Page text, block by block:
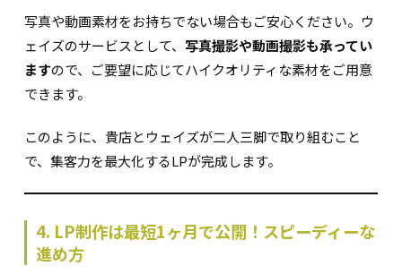
写真や動画素材をお持ちでない場合もご安心ください。ウ
ェイズのサービスとして、 写真撮影や動画撮影も承ってい
ますので、ご要望に応じてハイクオリティな素材をご用意
できます。
このように、貴店とウェイズが二人三脚で取り組むこと
で、集客力を最大化するLPが完成します。
4. LP制作は最短1ヶ月で公開！スピーディーな
進め方